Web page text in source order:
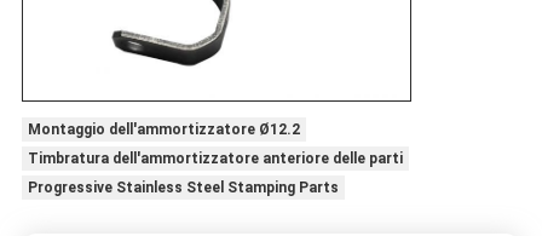
Montaggio dell'ammortizzatore Ø12.2
Timbratura dell'ammortizzatore anteriore delle parti
Progressive Stainless Steel Stamping Parts